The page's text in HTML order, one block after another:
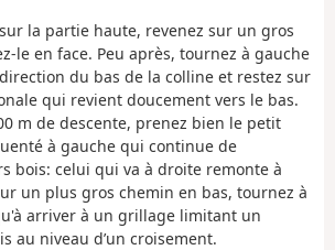
la partie haute, revenez sur un gros
le en face. Peu après, tournez à gauche
du bas de la colline et restez sur
qui revient doucement vers le bas.
m de descente, prenez bien le petit
à gauche qui continue de
bois: celui qui va à droite remonte à
un plus gros chemin en bas, tournez à
arriver à un grillage limitant un
au niveau d’un croisement.